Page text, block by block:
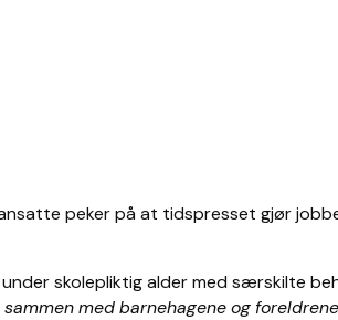
peker på at tidspresset gjør
skolepliktig alder med særskilte
sammen med barnehagene og